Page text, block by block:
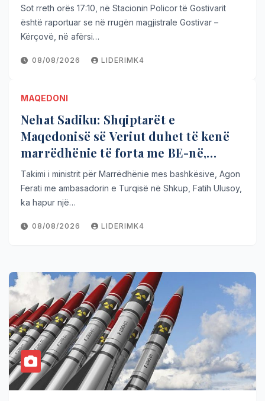
Sot rreth orës 17:10, në Stacionin Policor të Gostivarit
është raportuar se në rrugën magjistrale Gostivar –
Kërçovë, në afërsi…
08/08/2026 LIDERIMK4
MAQEDONI
Nehat Sadiku: Shqiptarët e
Maqedonisë së Veriut duhet të kenë
marrëdhënie të forta me BE-në,
SHBA-në dhe Turqinë
Takimi i ministrit për Marrëdhënie mes bashkësive, Agon
Ferati me ambasadorin e Turqisë në Shkup, Fatih Ulusoy,
ka hapur një…
08/08/2026 LIDERIMK4